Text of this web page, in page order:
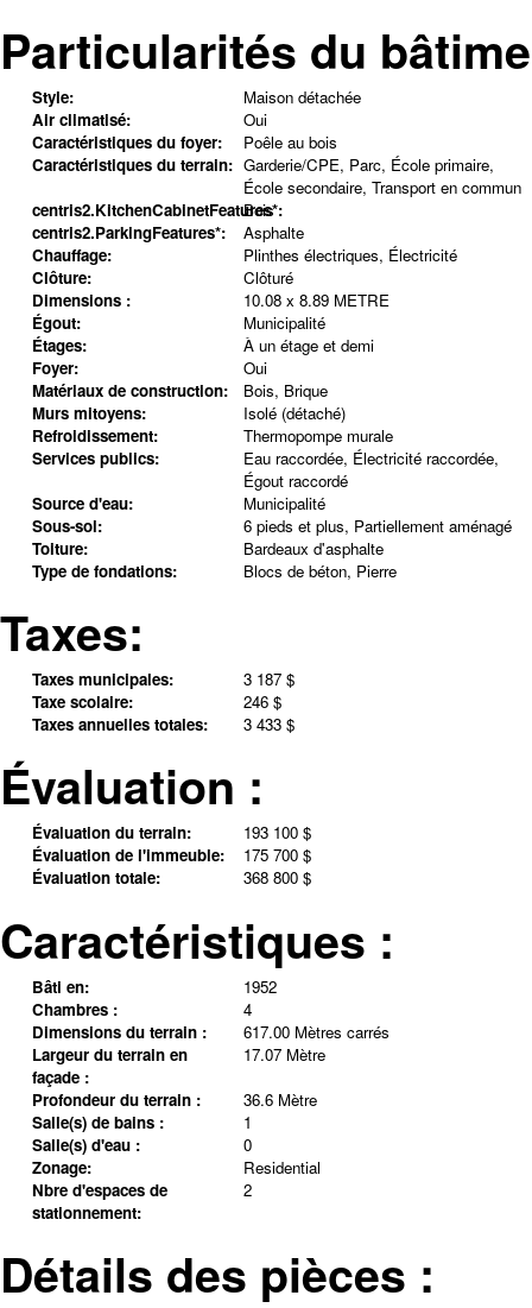
Particularités du
Style:
Maison détachée
Air climatisé:
Oui
Caractéristiques du foyer:
Poêle au bois
Caractéristiques du terrain: Garderie/CPE, Parc, École primaire,
École secondaire, Transport en commun
centris2.KitchenCabinetFeatures*:
Bois
centris2.ParkingFeatures*:
Asphalte
Chauffage:
Plinthes électriques, Électricité
Clôture:
Clôturé
Dimensions :
10.08 x 8.89 METRE
Égout:
Municipalité
Étages:
À un étage et demi
Foyer:
Oui
Matériaux de construction:
Bois, Brique
Murs mitoyens:
Isolé (détaché)
Refroidissement:
Thermopompe murale
Services publics:
Eau raccordée, Électricité raccordée,
Égout raccordé
Source d'eau:
Municipalité
Sous-sol:
6 pieds et plus, Partiellement aménagé
Toiture:
Bardeaux d'asphalte
Type de fondations:
Blocs de béton, Pierre
Taxes:
Taxes municipales:
3 187 $
Taxe scolaire:
246 $
Taxes annuelles totales:
3 433 $
Évaluation :
Évaluation du terrain:
193 100 $
Évaluation de l'immeuble:
175 700 $
Évaluation totale:
368 800 $
Caractéristiques :
Bâti en:
1952
Chambres :
4
Dimensions du terrain :
617.00 Mètres carrés
Largeur du terrain en
façade :
17.07 Mètre
Profondeur du terrain :
36.6 Mètre
Salle(s) de bains :
1
Salle(s) d'eau :
0
Zonage:
Residential
Nbre d'espaces de
stationnement:
2
Détails des pièces :